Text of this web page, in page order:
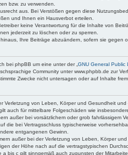
bzw. zu verwenden.
aus. Bei Verstößen gegen diese
und Ihnen ein Hausverbot erteilen.
keine Verantwortung für die Inhalte von
jederzeit zu löschen oder zu sperren.
Ihre Beiträge abzuändern, sofern sie
bei phpBB um eine unter der „ GNU General Public
Community unter www.phpbb.de zur
Zwecke nicht untersagen oder auf Inhalte
Verletzung von Leben, Körper und Gesundheit
auch für mittelbare Folgeschäden wie
außer bei vorsätzlichem oder grob
die bei Vertragsschluss typischerweise
entgangenen Gewinn.
außer bei der Verletzung von Leben, Körper
der Höhe nach auf die vertragstypischen
bis c gilt sinngemäß auch zugunsten der